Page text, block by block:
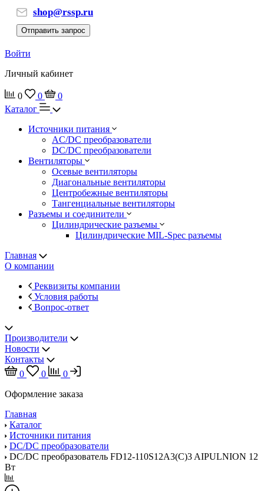
shop@rssp.ru
Отправить запрос
Войти
Личный кабинет
0 0
0
Каталог
Источники питания
AC/DC преобразователи
DC/DC преобразователи
Вентиляторы
Осевые вентиляторы
Диагональные вентиляторы
Центробежные вентиляторы
Тангенциальные вентиляторы
Разъемы и соединители
Цилиндрические разъемы
Цилиндрические MIL-Spec разъемы
Главная
О компании
Реквизиты компании
Условия работы
Вопрос-ответ
Производители
Новости
Контакты
0
0
0
Оформление заказа
Главная
Каталог
Источники питания
DC/DC преобразователи
DC/DC преобразователь FD12-110S12A3(C)3 AIPULNION 12
Вт